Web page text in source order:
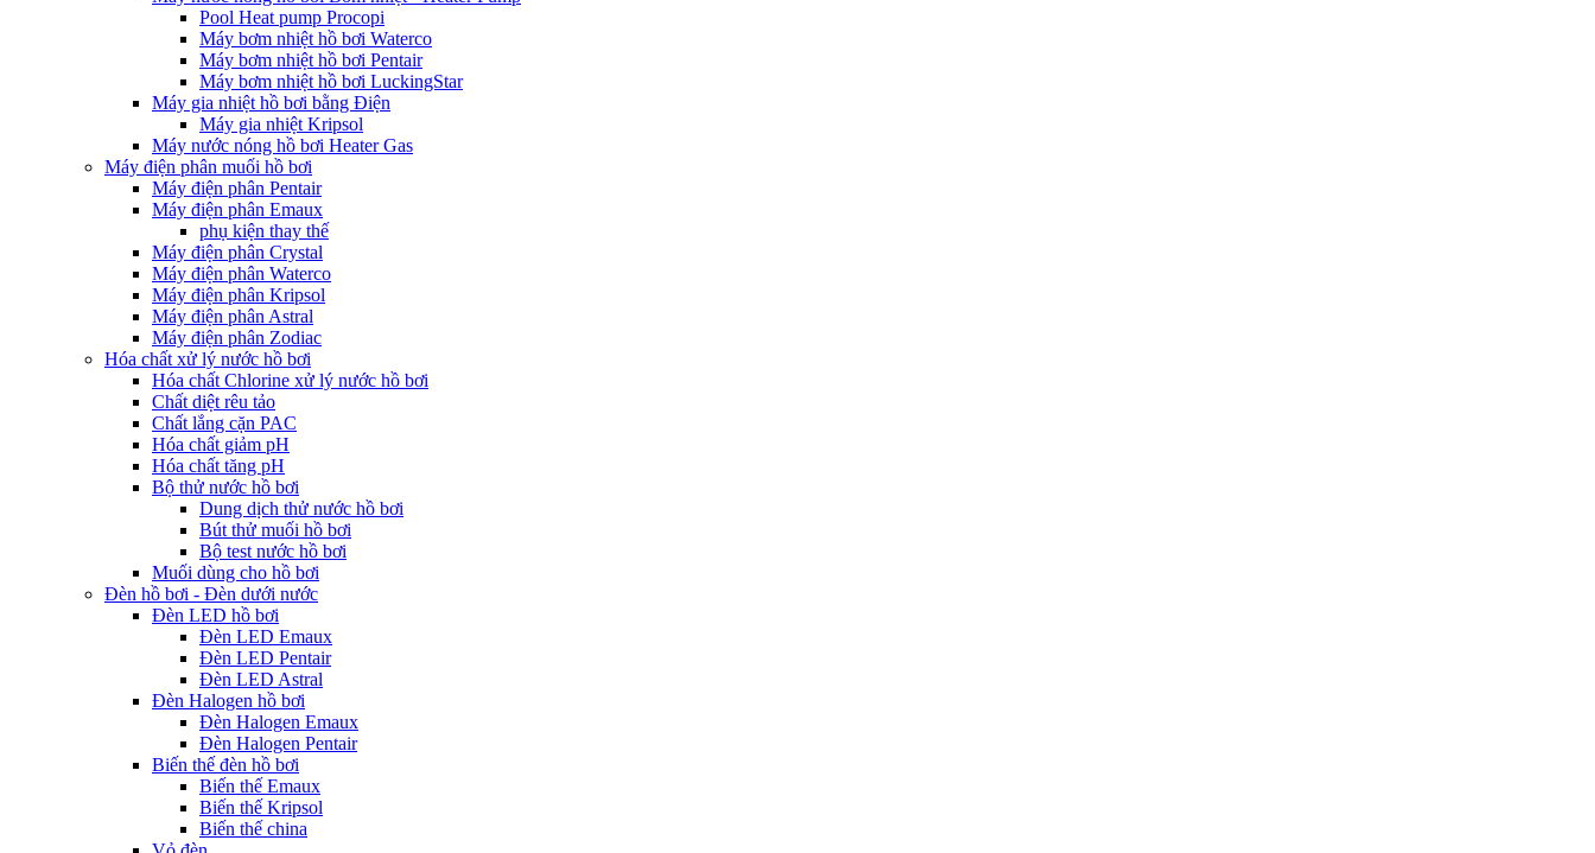
Pool Heat pump Procopi
Máy bơm nhiệt hồ bơi Waterco
Máy bơm nhiệt hồ bơi Pentair
Máy bơm nhiệt hồ bơi LuckingStar
Máy gia nhiệt hồ bơi bằng Điện
Máy gia nhiệt Kripsol
Máy nước nóng hồ bơi Heater Gas
Máy điện phân muối hồ bơi
Máy điện phân Pentair
Máy điện phân Emaux
phụ kiện thay thế
Máy điện phân Crystal
Máy điện phân Waterco
Máy điện phân Kripsol
Máy điện phân Astral
Máy điện phân Zodiac
Hóa chất xử lý nước hồ bơi
Hóa chất Chlorine xử lý nước hồ bơi
Chất diệt rêu tảo
Chất lắng cặn PAC
Hóa chất giảm pH
Hóa chất tăng pH
Bộ thử nước hồ bơi
Dung dịch thử nước hồ bơi
Bút thử muối hồ bơi
Bộ test nước hồ bơi
Muối dùng cho hồ bơi
Đèn hồ bơi - Đèn dưới nước
Đèn LED hồ bơi
Đèn LED Emaux
Đèn LED Pentair
Đèn LED Astral
Đèn Halogen hồ bơi
Đèn Halogen Emaux
Đèn Halogen Pentair
Biến thế đèn hồ bơi
Biến thế Emaux
Biến thế Kripsol
Biến thế china